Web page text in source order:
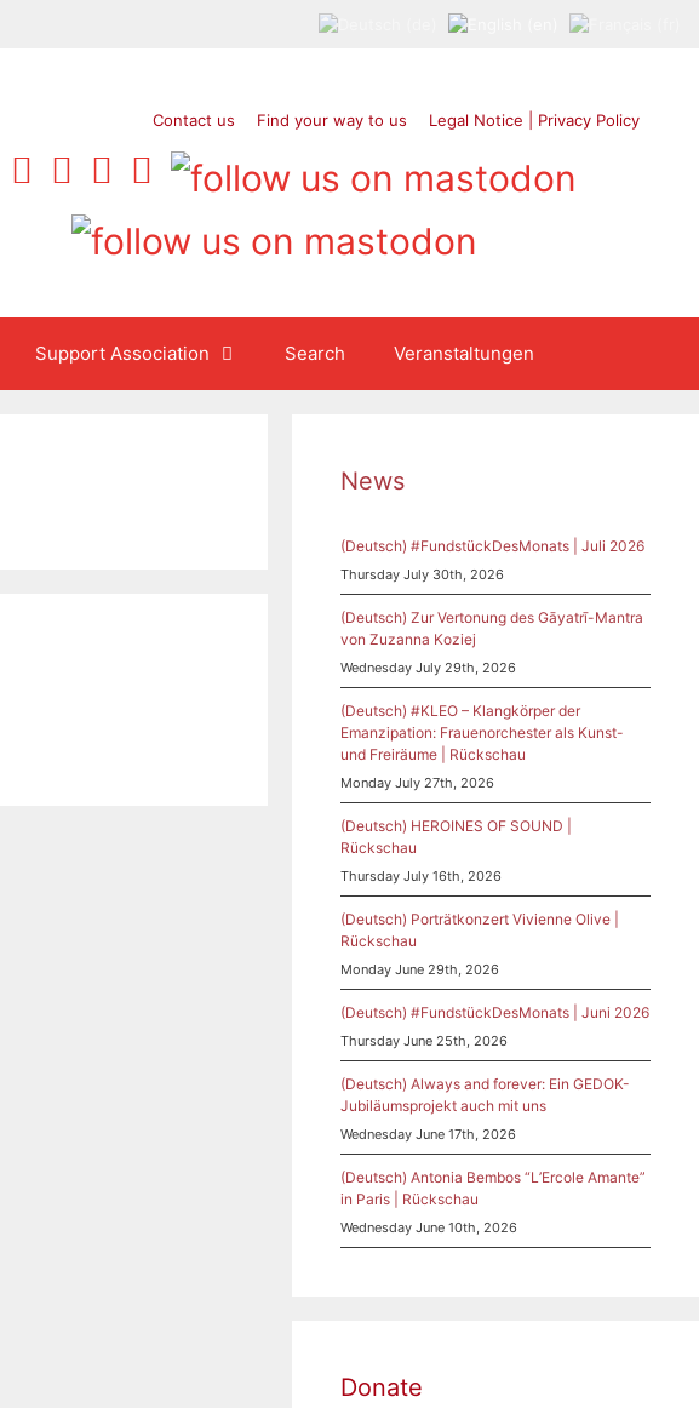
Contact us Find your way to us Legal Notice | Privacy Policy
Support Association Search Veranstaltungen
News
(Deutsch) #FundstückDesMonats | Juli 2026
Thursday July 30th, 2026
(Deutsch) Zur Vertonung des Gāyatrī-Mantra
von Zuzanna Koziej
Wednesday July 29th, 2026
(Deutsch) #KLEO – Klangkörper der
Emanzipation: Frauenorchester als Kunst-
und Freiräume | Rückschau
Monday July 27th, 2026
(Deutsch) HEROINES OF SOUND |
Rückschau
Thursday July 16th, 2026
(Deutsch) Porträtkonzert Vivienne Olive |
Rückschau
Monday June 29th, 2026
(Deutsch) #FundstückDesMonats | Juni 2026
Thursday June 25th, 2026
(Deutsch) Always and forever: Ein GEDOK-
Jubiläumsprojekt auch mit uns
Wednesday June 17th, 2026
(Deutsch) Antonia Bembos “L’Ercole Amante”
in Paris | Rückschau
Wednesday June 10th, 2026
Donate